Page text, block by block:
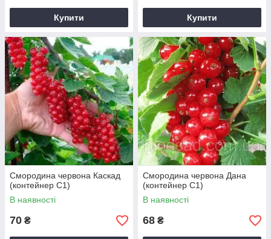
Купити Купити
Смородина червона Каскад
(контейнер С1)
В наявності
70 ₴
Смородина червона Дана
(контейнер С1)
В наявності
68 ₴